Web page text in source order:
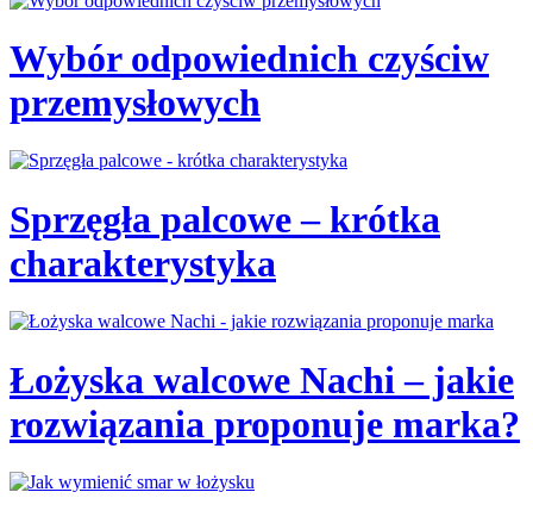
Wybór odpowiednich czyściw
przemysłowych
Sprzęgła palcowe – krótka
charakterystyka
Łożyska walcowe Nachi – jakie
rozwiązania proponuje marka?